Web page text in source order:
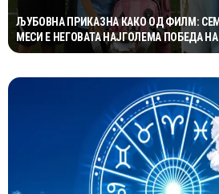
ЉУБОВНА ПРИКАЗНА КАКО ОД ФИЛМ:
МЕСИ Е НЕГОВАТА НАЈГОЛЕМА ПОБЕДА